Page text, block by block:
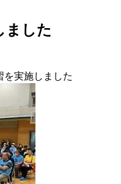
ました
を実施しました